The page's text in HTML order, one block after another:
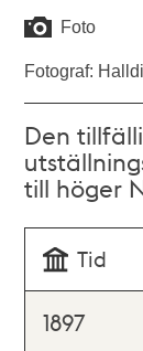
Foto
Fotograf:
Den
till höger
Tid
1897